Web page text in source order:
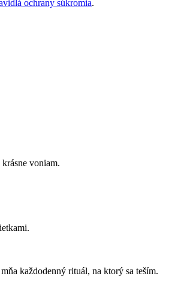
ochrany súkromia.
voniam.
každodenný rituál, na ktorý sa teším.